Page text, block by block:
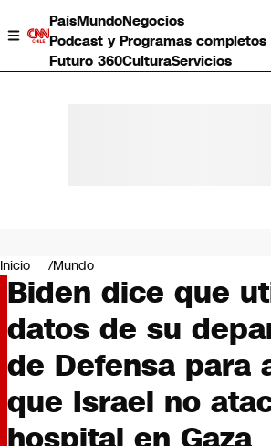
PaísMundoNegocios
Podcast y Programas completos
Futuro 360CulturaServicios
Negocios
Deportes
Programas completos
Cultura
Servicios
Bits
CNN tiempo
Futuro 360
Inicio Mundo
Biden dice que
datos de su
de Defensa para
que Israel no